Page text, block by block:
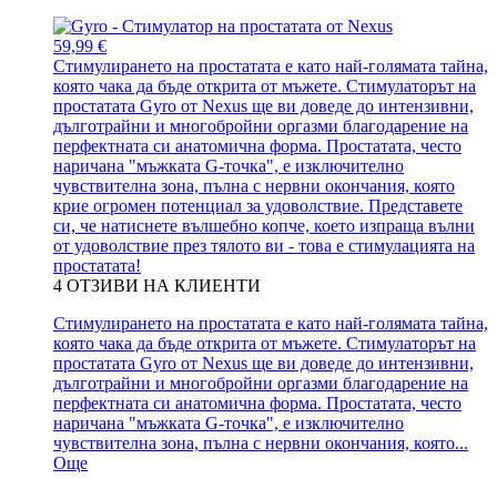
59,99 €
Стимулирането на простатата е като най-голямата тайна,
която чака да бъде открита от мъжете. Стимулаторът на
простатата Gyro от Nexus ще ви доведе до интензивни,
дълготрайни и многобройни оргазми благодарение на
перфектната си анатомична форма. Простатата, често
наричана "мъжката G-точка", е изключително
чувствителна зона, пълна с нервни окончания, която
крие огромен потенциал за удоволствие. Представете
си, че натиснете вълшебно копче, което изпраща вълни
от удоволствие през тялото ви - това е стимулацията на
простатата!
4 ОТЗИВИ НА КЛИЕНТИ
Стимулирането на простатата е като най-голямата тайна,
която чака да бъде открита от мъжете. Стимулаторът на
простатата Gyro от Nexus ще ви доведе до интензивни,
дълготрайни и многобройни оргазми благодарение на
перфектната си анатомична форма. Простатата, често
наричана "мъжката G-точка", е изключително
чувствителна зона, пълна с нервни окончания, която...
Още